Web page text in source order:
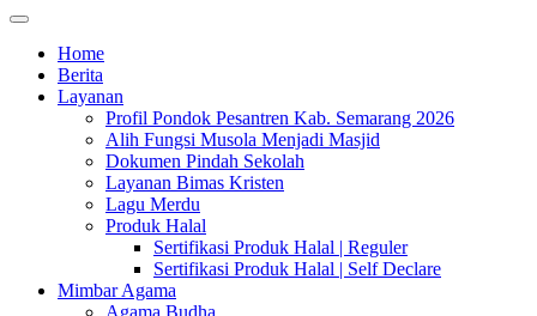
Home
Berita
Layanan
Profil Pondok Pesantren Kab. Semarang 2026
Alih Fungsi Musola Menjadi Masjid
Dokumen Pindah Sekolah
Layanan Bimas Kristen
Lagu Merdu
Produk Halal
Sertifikasi Produk Halal | Reguler
Sertifikasi Produk Halal | Self Declare
Mimbar Agama
Agama Budha